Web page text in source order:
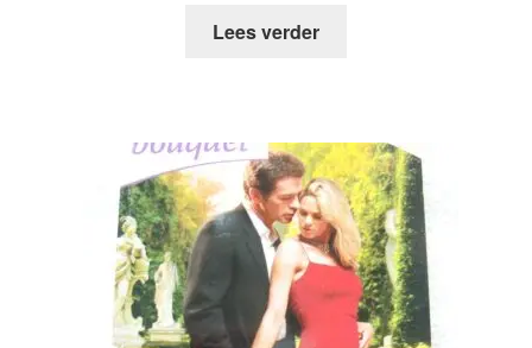
Lees verder